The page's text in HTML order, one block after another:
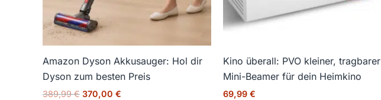
Amazon Dyson Akkusauger: Hol dir
Dyson zum besten Preis
389,99€ 370,00 €
Kino überall: PVO kleiner, tragbarer
Mini-Beamer für dein Heimkino
69,99 €